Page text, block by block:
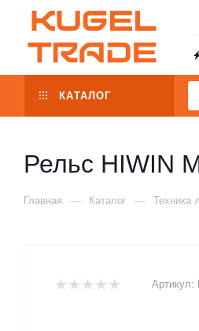
КАТАЛОГ
Рельс HIWIN
Главная — Каталог — Техника
Артикул: